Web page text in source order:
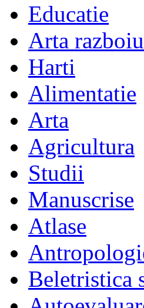
Educatie
Arta
Harti
Alimentatie
Arta
Agricultura
Studii
Manuscrise
Atlase
Beletristica